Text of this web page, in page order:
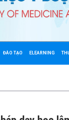
ĐÀO TẠO ELEARNING